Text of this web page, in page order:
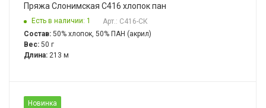
Пряжа Слонимская С416 хлопок пан
Есть в наличии: 1
Арт.: С416-СК
Состав: 50% хлопок, 50% ПАН (акрил)
Вес: 50 г
Длина: 213 м
Новинка